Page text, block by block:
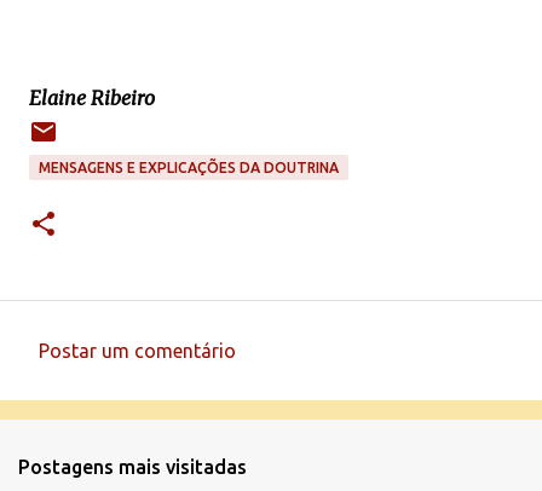
Elaine Ribeiro
MENSAGENS E EXPLICAÇÕES DA DOUTRINA
e
Postar um comentário
Postagens mais visitadas